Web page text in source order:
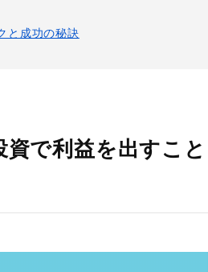
と成功の秘訣
資で利益を出すこと